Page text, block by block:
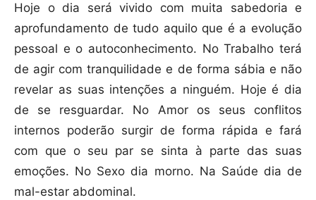
Hoje o dia será vivido com muita sabedoria e
aprofundamento de tudo aquilo que é a evolução
pessoal e o autoconhecimento. No Trabalho terá
de agir com tranquilidade e de forma sábia e não
revelar as suas intenções a ninguém. Hoje é dia
de se resguardar. No Amor os seus conflitos
internos poderão surgir de forma rápida e fará
com que o seu par se sinta à parte das suas
emoções. No Sexo dia morno. Na Saúde dia de
mal-estar abdominal.